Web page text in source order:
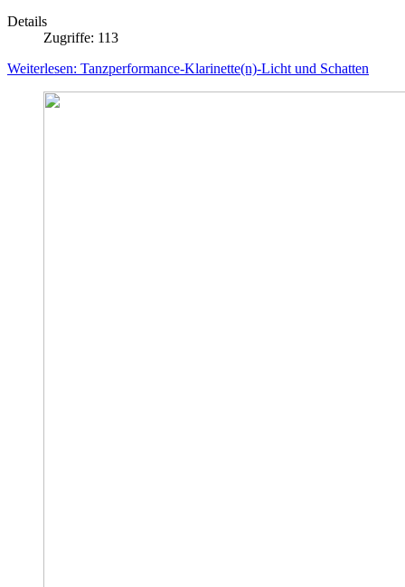
Details
Zugriffe: 113
Weiterlesen: Tanzperformance-Klarinette(n)-Licht und Schatten